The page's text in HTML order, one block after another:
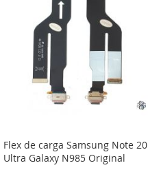
DESEJOS
Flex de carga Samsung Note 20
Ultra Galaxy N985 Original